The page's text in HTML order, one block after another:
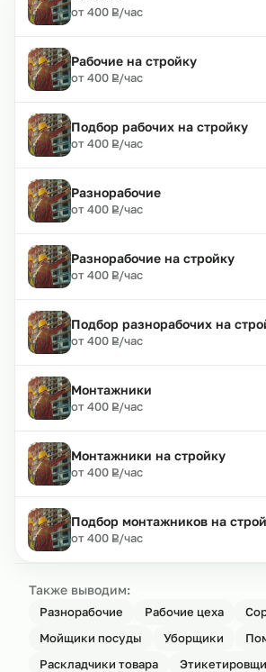
от 400 ₽
Р/час
Рабочие на стройку
от 400 ₽
Р/час
Подбор рабочих на стройку
от 400 ₽
Р/час
Разнорабочие
от 400 ₽
Р/час
Разнорабочие на стройку
от 400 ₽
Р/час
Подбор разнорабочих на
от 400 ₽
Р/час
Монтажники
от 400 ₽
Р/час
Монтажники на стройку
от 400 ₽
Р/час
Подбор монтажников на
от 400 ₽
Р/час
Также выводим:
Разнорабочие Рабочие цеха
Мойщики посуды
Уборщики
Раскладчики товара